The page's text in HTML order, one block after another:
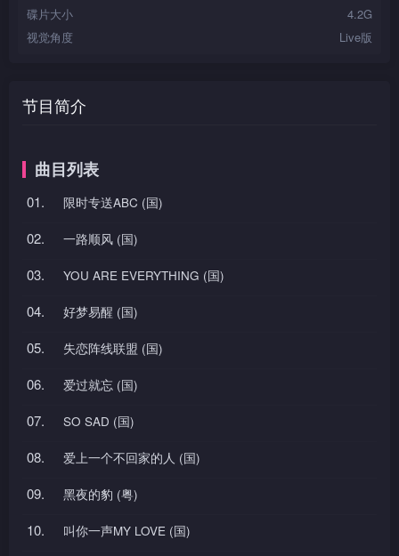
碟片大小
4.2G
视觉角度
Live版
节目简介
曲目列表
01. 限时专送ABC (国)
02. 一路顺风 (国)
03. YOU ARE EVERYTHING (国)
04. 好梦易醒 (国)
05. 失恋阵线联盟 (国)
06. 爱过就忘 (国)
07. SO SAD (国)
08. 爱上一个不回家的人 (国)
09. 黑夜的豹 (粤)
10. 叫你一声MY LOVE (国)